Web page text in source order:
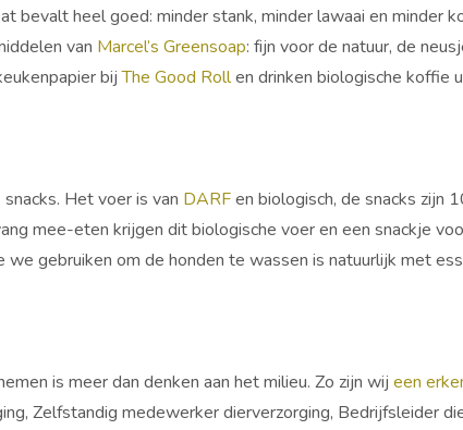
bevalt heel goed: minder stank, minder lawaai en minder
van Marcel’s Greensoap: fijn voor de natuur, de
bijThe Good Rollen drinken biologische koffie
Het voer is van DARFen biologisch, de snacks zijn
mee-eten krijgen dit biologische voer en een snackje
we gebruiken om de honden te wassen is natuurlijk met
is meer dan denken aan het milieu. Zo zijn wij een
Zelfstandig medewerker dierverzorging, Bedrijfsleider